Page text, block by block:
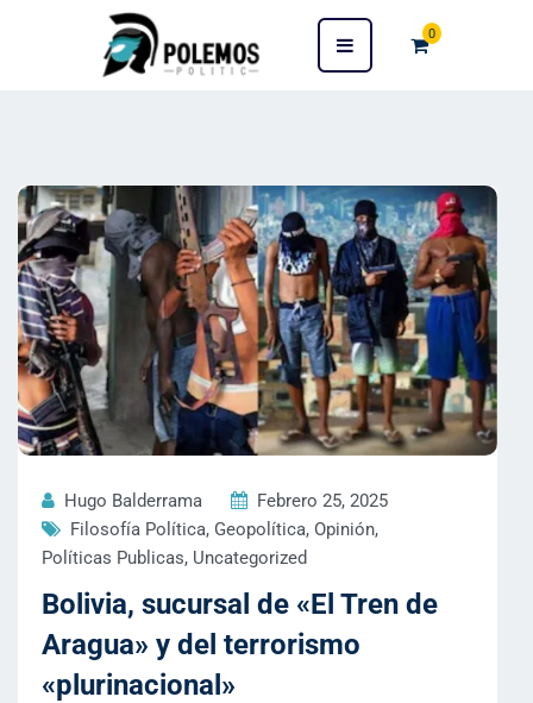
0
Hugo Balderrama
Febrero 25, 2025
Filosofía Política, Geopolítica, Opinión,
Políticas Publicas, Uncategorized
Bolivia, sucursal de «El Tren de
Aragua» y del terrorismo
«plurinacional»